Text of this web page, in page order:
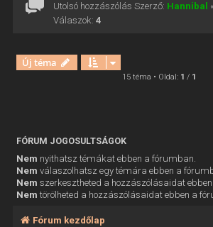
Utolsó hozzászólás Szerző: Hannibal «
Válaszok: 4
Új téma
15 téma • Oldal: 1 / 1
FÓRUM JOGOSULTSÁGOK
Nem nyithatsz témákat ebben a fórumban.
Nem válaszolhatsz egy témára ebben a
Nem szerkesztheted a hozzászólásaidat
Nem törölheted a hozzászólásaidat ebben a
Fórum kezdőlap